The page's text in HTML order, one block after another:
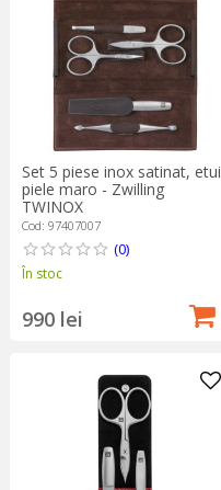
Set 5 piese inox satinat, etui
piele maro - Zwilling
TWINOX
Cod: 97407007
(0)
În stoc
990 lei